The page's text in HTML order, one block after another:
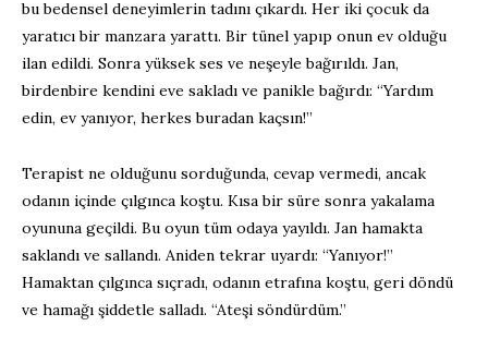
bu bedensel deneyimlerin tadını çıkardı. Her iki çocuk da
yaratıcı bir manzara yarattı. Bir tünel yapıp onun ev olduğu
ilan edildi. Sonra yüksek ses ve neşeyle bağırıldı. Jan,
birdenbire kendini eve sakladı ve panikle bağırdı: “Yardım
edin, ev yanıyor, herkes buradan kaçsın!”
Terapist ne olduğunu sorduğunda, cevap vermedi, ancak
odanın içinde çılgınca koştu. Kısa bir süre sonra yakalama
oyununa geçildi. Bu oyun tüm odaya yayıldı. Jan hamakta
saklandı ve sallandı. Aniden tekrar uyardı: “Yanıyor!”
Hamaktan çılgınca sıçradı, odanın etrafına koştu, geri döndü
ve hamağı şiddetle salladı. “Ateşi söndürdüm.”